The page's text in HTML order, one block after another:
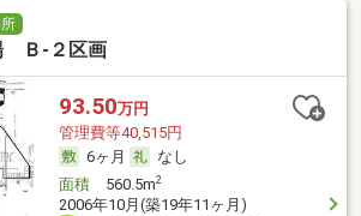
Ｂ‐２区画
93.50万円
管理費等40,515円
6ヶ月
なし
面積560.5m2
2006年10月(築19年11ヶ月)